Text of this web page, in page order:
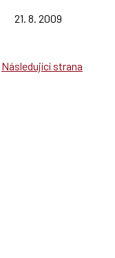
21. 8. 2009
Následující strana